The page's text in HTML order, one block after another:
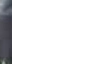
आपके लिए कैसा रहेगा